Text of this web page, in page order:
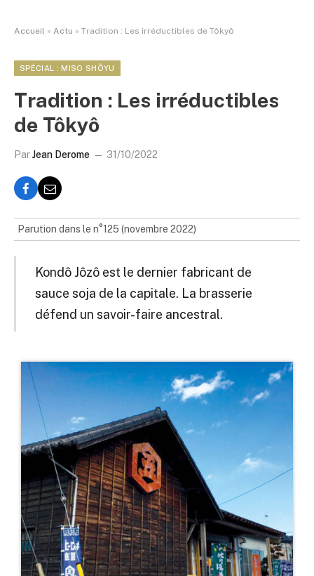
Accueil » Actu » Tradition : Les irréductibles de Tôkyô
SPÉCIAL : MISO SHÔYU
Tradition : Les irréductibles
de Tôkyô
ParJean Derome 31/10/2022
Parution dans le n°125 (novembre 2022)
Kondô Jôzô est le dernier fabricant de
sauce soja de la capitale. La brasserie
défend un savoir-faire ancestral.